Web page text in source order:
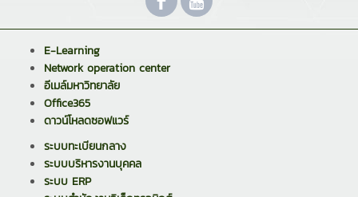
E-Learning
Network operation center
อีเมล์มหาวิทยาลัย
Office365
ดาวน์โหลดซอฟแวร์
ระบบทะเบียนกลาง
ระบบบริหารงานบุคคล
ระบบ ERP